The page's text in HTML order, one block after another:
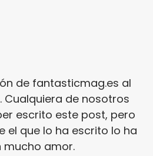
de fantasticmag.es al
Cualquiera de nosotros
escrito este post, pero
el que lo ha escrito lo ha
mucho amor.